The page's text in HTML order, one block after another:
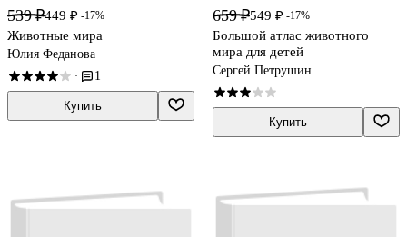
539 ₽449 ₽ -17%
Животные мира
Юлия Феданова
· 1
Купить
659 ₽549 ₽ -17%
Большой атлас животного
мира для детей
Сергей Петрушин
Купить